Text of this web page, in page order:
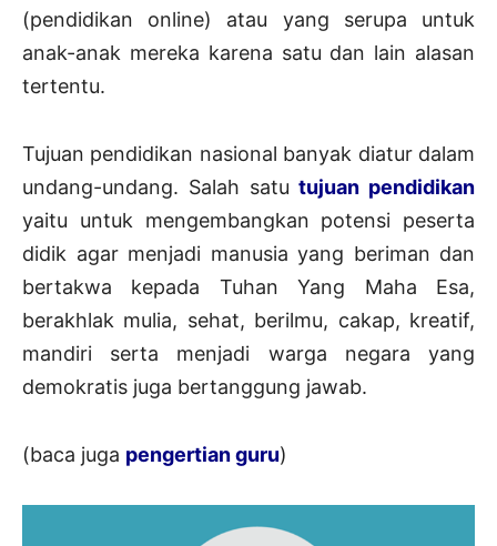
(pendidikan online) atau yang serupa untuk
anak-anak mereka karena satu dan lain alasan
tertentu.
Tujuan pendidikan nasional banyak diatur dalam
undang-undang. Salah satutujuan pendidikan
yaitu untuk mengembangkan potensi peserta
didik agar menjadi manusia yang beriman dan
bertakwa kepada Tuhan Yang Maha Esa,
berakhlak mulia, sehat, berilmu, cakap, kreatif,
mandiri serta menjadi warga negara yang
demokratis juga bertanggung jawab.
(baca juga pengertian guru)